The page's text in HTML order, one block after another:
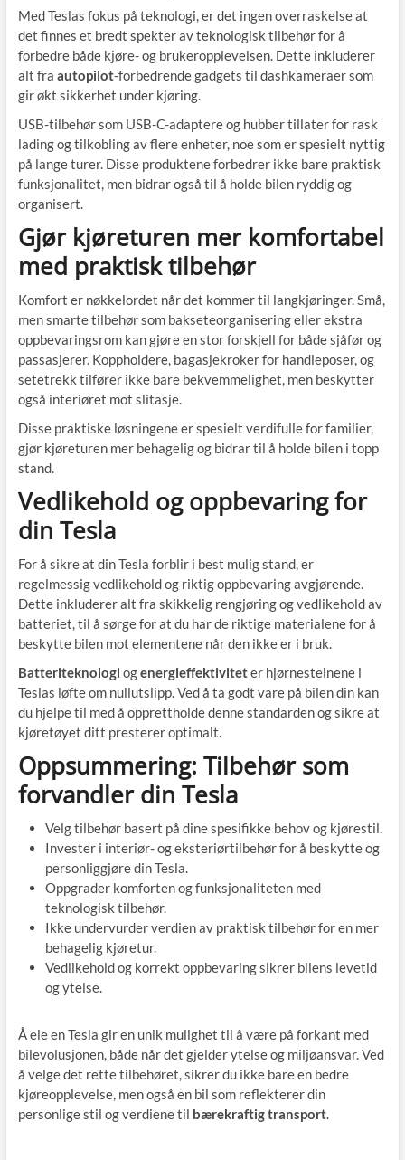
Med Teslas fokus på teknologi, er det ingen overraskelse at
det finnes et bredt spekter av teknologisk tilbehør for å
forbedre både kjøre- og brukeropplevelsen. Dette inkluderer
alt fra autopilot-forbedrende gadgets til dashkameraer som
gir økt sikkerhet under kjøring.
USB-tilbehør som USB-C-adaptere og hubber tillater for rask
lading og tilkobling av flere enheter, noe som er spesielt nyttig
på lange turer. Disse produktene forbedrer ikke bare praktisk
funksjonalitet, men bidrar også til å holde bilen ryddig og
organisert.
Gjør kjøreturen mer komfortabel
med praktisk tilbehør
Komfort er nøkkelordet når det kommer til langkjøringer. Små,
men smarte tilbehør som bakseteorganisering eller ekstra
oppbevaringsrom kan gjøre en stor forskjell for både sjåfør og
passasjerer. Koppholdere, bagasjekroker for handleposer, og
setetrekk tilfører ikke bare bekvemmelighet, men beskytter
også interiøret mot slitasje.
Disse praktiske løsningene er spesielt verdifulle for familier,
gjør kjøreturen mer behagelig og bidrar til å holde bilen i topp
stand.
Vedlikehold og oppbevaring for
din Tesla
For å sikre at din Tesla forblir i best mulig stand, er
regelmessig vedlikehold og riktig oppbevaring avgjørende.
Dette inkluderer alt fra skikkelig rengjøring og vedlikehold av
batteriet, til å sørge for at du har de riktige materialene for å
beskytte bilen mot elementene når den ikke er i bruk.
Batteriteknologi ogenergieffektiviteter hjørnesteinene i
Teslas løfte om nullutslipp. Ved å ta godt vare på bilen din kan
du hjelpe til med å opprettholde denne standarden og sikre at
kjøretøyet ditt presterer optimalt.
Oppsummering: Tilbehør som
forvandler din Tesla
Velg tilbehør basert på dine spesifikke behov og kjørestil.
Invester i interiør- og eksteriørtilbehør for å beskytte og
personliggjøre din Tesla.
Oppgrader komforten og funksjonaliteten med
teknologisk tilbehør.
Ikke undervurder verdien av praktisk tilbehør for en mer
behagelig kjøretur.
Vedlikehold og korrekt oppbevaring sikrer bilens levetid
og ytelse.
Å eie en Tesla gir en unik mulighet til å være på forkant med
bilevolusjonen, både når det gjelder ytelse og miljøansvar. Ved
å velge det rette tilbehøret, sikrer du ikke bare en bedre
kjøreopplevelse, men også en bil som reflekterer din
personlige stil og verdiene til bærekraftig transport.